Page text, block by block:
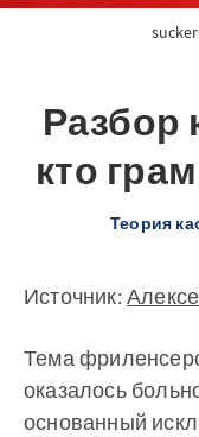
Разбор
кто
Теория
Источник:
Тема
оказалось
основанный